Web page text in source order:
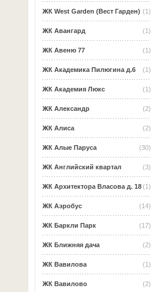
(1)
ЖК West Garden (Вест Гарден)
(1)
ЖК Авангард
(1)
ЖК Авеню 77
(1)
ЖК Академика Пилюгина д.6
(1)
ЖК Академия Люкс
(2)
ЖК Александр
(2)
ЖК Алиса
(30)
ЖК Алые Паруса
(3)
ЖК Английский квартал
(1)
ЖК Архитектора Власова д. 18
(14)
ЖК Аэробус
(17)
ЖК Баркли Парк
(2)
ЖК Ближняя дача
(1)
ЖК Вавилова
(2)
ЖК Вавилово